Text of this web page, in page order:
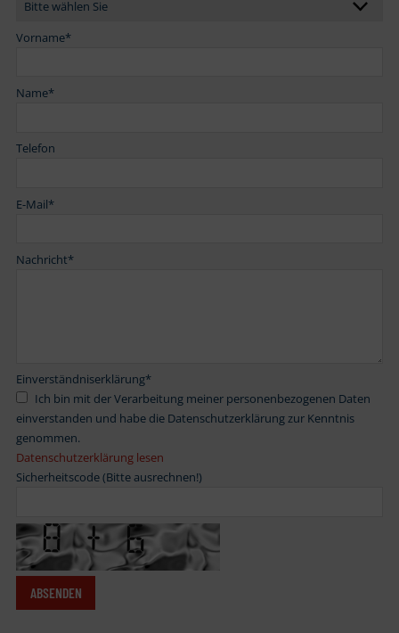
Vorname*
Name*
Telefon
E-Mail*
Nachricht*
Einverständniserklärung*
einverstanden und habe die Datenschutzerklärung zur Kenntnis
genommen.
Datenschutzerklärung lesen
Sicherheitscode (Bitte ausrechnen!)